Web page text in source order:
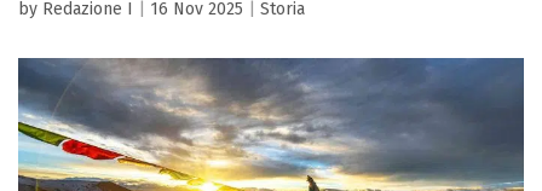
by Redazione I 16 Nov 2025 Storia